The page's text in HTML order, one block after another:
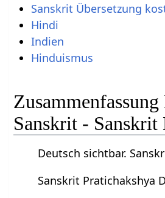
Sanskrit Übersetzung
Hindi
Indien
Hinduismus
Zusammenfassung
Sanskrit - Sanskrit
Deutsch sichtbar.
Sanskrit Pratichakshya